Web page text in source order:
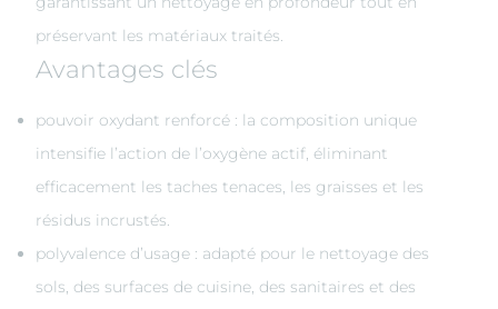
préservant les matériaux traités.
Avantages clés
pouvoir oxydant renforcé : la composition unique
intensifie l’action de l’oxygène actif, éliminant
efficacement les taches tenaces, les graisses et les
résidus incrustés.
polyvalence d’usage : adapté pour le nettoyage des
sols, des surfaces de cuisine, des sanitaires et des